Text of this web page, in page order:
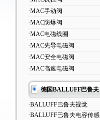
·MAC手动阀
·MAC防爆阀
·MAC电磁线圈
·MAC先导电磁阀
·MAC安全电磁阀
·MAC高速电磁阀
德国BALLUFF巴鲁夫
·BALLUFF巴鲁夫视觉
·BALLUFF巴鲁夫电容传感